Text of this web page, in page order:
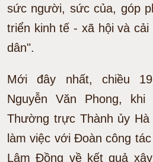
sức người, sức của, góp
triển kinh tế - xã hội và
dân".
Mới đây nhất, chiều
Nguyễn Văn Phong,
Thường trực Thành ủy
làm việc với Đoàn công
Lâm Đồng về kết quả